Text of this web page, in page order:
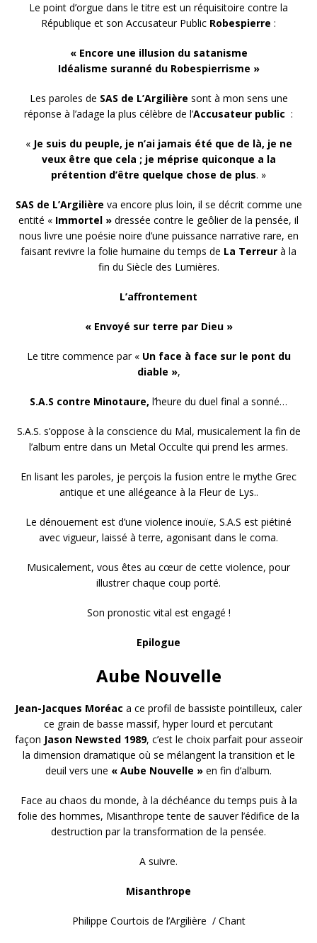
Le point d’orgue dans le titre est un réquisitoire contre la
République et son Accusateur Public Robespierre :
« Encore une illusion du satanisme
Idéalisme suranné du Robespierrisme »
Les paroles de SAS de L’Argilière sont à mon sens une
réponse à l’adage la plus célèbre de l’Accusateur public :
« Je suis du peuple, je n’ai jamais été que de là, je ne
veux être que cela ; je méprise quiconque a la
prétention d’être quelque chose de plus. »
SAS de L’Argilière va encore plus loin, il se décrit comme une
entité « Immortel » dressée contre le geôlier de la pensée, il
nous livre une poésie noire d’une puissance narrative rare, en
faisant revivre la folie humaine du temps de La Terreur à la
fin du Siècle des Lumières.
L’affrontement
« Envoyé sur terre par Dieu »
Le titre commence par «Un face à face sur le pont du
diable »,
S.A.S contre Minotaure, l’heure du duel final a sonné…
S.A.S. s’oppose à la conscience du Mal, musicalement la fin de
l’album entre dans un Metal Occulte qui prend les armes.
En lisant les paroles, je perçois la fusion entre le mythe Grec
antique et une allégeance à la Fleur de Lys..
Le dénouement est d’une violence inouïe, S.A.S est piétiné
avec vigueur, laissé à terre, agonisant dans le coma.
Musicalement, vous êtes au cœur de cette violence, pour
illustrer chaque coup porté.
Son pronostic vital est engagé !
Epilogue
Aube Nouvelle
Jean-Jacques Moréac a ce profil de bassiste pointilleux, caler
ce grain de basse massif, hyper lourd et percutant
façon Jason Newsted 1989, c’est le choix parfait pour asseoir
la dimension dramatique où se mélangent la transition et le
deuil vers une « Aube Nouvelle » en fin d’album.
Face au chaos du monde, à la déchéance du temps puis à la
folie des hommes, Misanthrope tente de sauver l’édifice de la
destruction par la transformation de la pensée.
A suivre.
Misanthrope
Philippe Courtois de l’Argilière / Chant